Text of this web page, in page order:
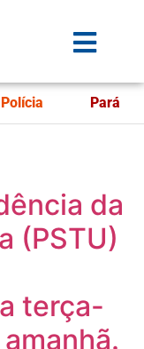
Polícia Pará
da
(PSTU)
terça-